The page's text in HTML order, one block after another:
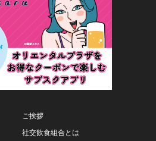
ご挨拶
社交飲食組合とは